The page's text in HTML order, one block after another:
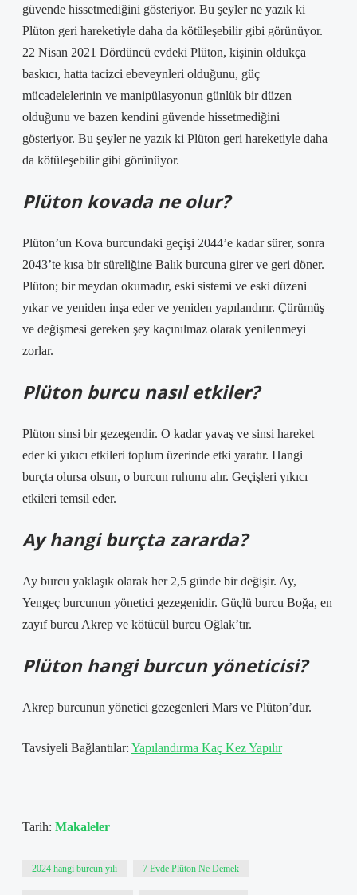
güvende hissetmediğini gösteriyor. Bu şeyler ne yazık ki
Plüton geri hareketiyle daha da kötüleşebilir gibi görünüyor.
22 Nisan 2021 Dördüncü evdeki Plüton, kişinin oldukça
baskıcı, hatta tacizci ebeveynleri olduğunu, güç
mücadelelerinin ve manipülasyonun günlük bir düzen
olduğunu ve bazen kendini güvende hissetmediğini
gösteriyor. Bu şeyler ne yazık ki Plüton geri hareketiyle daha
da kötüleşebilir gibi görünüyor.
Plüton kovada ne olur?
Plüton’un Kova burcundaki geçişi 2044’e kadar sürer, sonra
2043’te kısa bir süreliğine Balık burcuna girer ve geri döner.
Plüton; bir meydan okumadır, eski sistemi ve eski düzeni
yıkar ve yeniden inşa eder ve yeniden yapılandırır. Çürümüş
ve değişmesi gereken şey kaçınılmaz olarak yenilenmeyi
zorlar.
Plüton burcu nasıl etkiler?
Plüton sinsi bir gezegendir. O kadar yavaş ve sinsi hareket
eder ki yıkıcı etkileri toplum üzerinde etki yaratır. Hangi
burçta olursa olsun, o burcun ruhunu alır. Geçişleri yıkıcı
etkileri temsil eder.
Ay hangi burçta zararda?
Ay burcu yaklaşık olarak her 2,5 günde bir değişir. Ay,
Yengeç burcunun yönetici gezegenidir. Güçlü burcu Boğa, en
zayıf burcu Akrep ve kötücül burcu Oğlak’tır.
Plüton hangi burcun yöneticisi?
Akrep burcunun yönetici gezegenleri Mars ve Plüton’dur.
Tavsiyeli Bağlantılar: Yapılandırma Kaç Kez Yapılır
Tarih: Makaleler
2024 hangi burcun yılı 7 Evde Plüton Ne Demek